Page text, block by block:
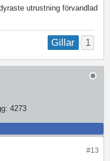
utrustning förvandlad
Gillar 1
4273
#13